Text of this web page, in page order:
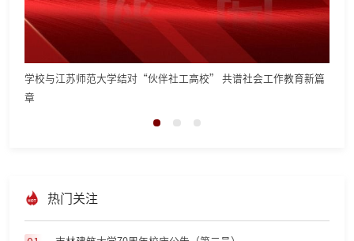
学校与江苏师范大学结对“伙伴社工高校” 共谱社会工作教育新篇
章
热门关注